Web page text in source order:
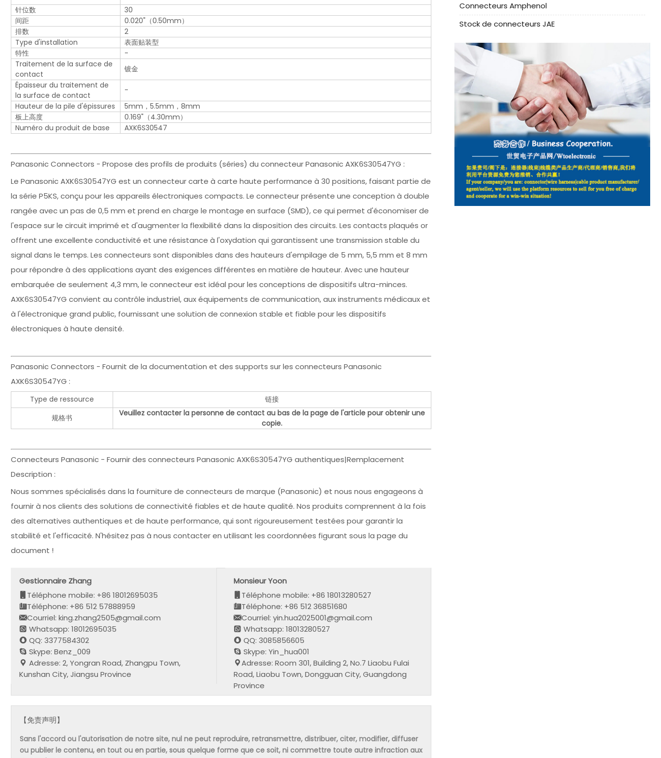
针位数
30
间距
0.020"（0.50mm）
排数
2
Type d'installation
表面贴装型
特性
-
Traitement de la surface de
contact
镀金
Épaisseur du traitement de
la surface de contact
-
Hauteur de la pile d'épissures
5mm，5.5mm，8mm
板上高度
0.169"（4.30mm）
Numéro du produit de base
AXK6S30547
Panasonic Connectors - Propose des profils de produits (séries) du connecteur Panasonic AXK6S30547YG :
Le Panasonic AXK6S30547YG est un connecteur carte à carte haute performance à 30 positions, faisant partie de
la série P5KS, conçu pour les appareils électroniques compacts. Le connecteur présente une conception à double
rangée avec un pas de 0,5 mm et prend en charge le montage en surface (SMD), ce qui permet d'économiser de
l'espace sur le circuit imprimé et d'augmenter la flexibilité dans la disposition des circuits. Les contacts plaqués or
offrent une excellente conductivité et une résistance à l'oxydation qui garantissent une transmission stable du
signal dans le temps. Les connecteurs sont disponibles dans des hauteurs d'empilage de 5 mm, 5,5 mm et 8 mm
pour répondre à des applications ayant des exigences différentes en matière de hauteur. Avec une hauteur
embarquée de seulement 4,3 mm, le connecteur est idéal pour les conceptions de dispositifs ultra-minces.
AXK6S30547YG convient au contrôle industriel, aux équipements de communication, aux instruments médicaux et
à l'électronique grand public, fournissant une solution de connexion stable et fiable pour les dispositifs
électroniques à haute densité.
Panasonic Connectors - Fournit de la documentation et des supports sur les connecteurs Panasonic
AXK6S30547YG :
Type de ressource
链接
规格书
Veuillez contacter la personne de contact au bas de la page de l'article pour obtenir une
copie.
Connecteurs Panasonic - Fournir des connecteurs Panasonic AXK6S30547YG authentiques|Remplacement
Description :
Nous sommes spécialisés dans la fourniture de connecteurs de marque (Panasonic) et nous nous engageons à
fournir à nos clients des solutions de connectivité fiables et de haute qualité. Nos produits comprennent à la fois
des alternatives authentiques et de haute performance, qui sont rigoureusement testées pour garantir la
stabilité et l'efficacité. N'hésitez pas à nous contacter en utilisant les coordonnées figurant sous la page du
document !
Gestionnaire Zhang
Téléphone mobile: +86 18012695035
Téléphone: +86 512 57888959
Courriel: king.zhang2505@gmail.com
Whatsapp: 18012695035
QQ: 3377584302
Skype: Benz_009
Adresse: 2, Yongran Road, Zhangpu Town,
Kunshan City, Jiangsu Province
Monsieur Yoon
Téléphone mobile: +86 18013280527
Téléphone: +86 512 36851680
Courriel: yin.hua2025001@gmail.com
Whatsapp: 18013280527
QQ: 3085856605
Skype: Yin_hua001
Adresse: Room 301, Building 2, No.7 Liaobu Fulai
Road, Liaobu Town, Dongguan City, Guangdong
Province
【免责声明】
Sans l'accord ou l'autorisation de notre site, nul ne peut reproduire, retransmettre, distribuer, citer, modifier, diffuser
ou publier le contenu, en tout ou en partie, sous quelque forme que ce soit, ni commettre toute autre infraction aux
Connecteurs Amphenol
Stock de connecteurs JAE